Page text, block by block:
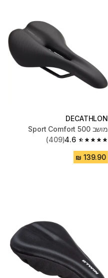
DECATHLON
מושב 500 Sport Comfort
4.6
4.6 out of 5 stars from 409 reviews
(409)